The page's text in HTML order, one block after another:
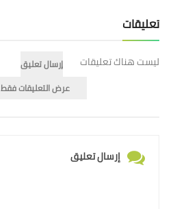
تعليقات
ليست هناك تعليقات
إرسال تعليق
عرض التعليقات فقط
إرسال تعليق